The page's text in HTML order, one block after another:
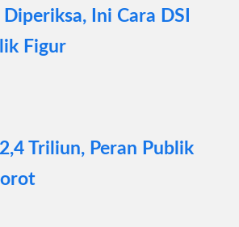
Ini Cara DSI
Figur
Triliun, Peran Publik